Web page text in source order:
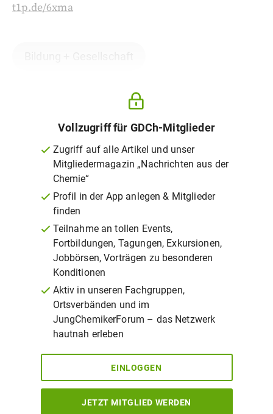
t1p.de/6xma
Vollzugriff für GDCh-Mitglieder
Zugriff auf alle Artikel und unser
Mitgliedermagazin „Nachrichten aus der
Chemie“
Profil in der App anlegen & Mitglieder
finden
Teilnahme an tollen Events,
Fortbildungen, Tagungen, Exkursionen,
Jobbörsen, Vorträgen zu besonderen
Konditionen
Aktiv in unseren Fachgruppen,
Ortsverbänden und im
JungChemikerForum – das Netzwerk
hautnah erleben
EINLOGGEN
JETZT MITGLIED WERDEN